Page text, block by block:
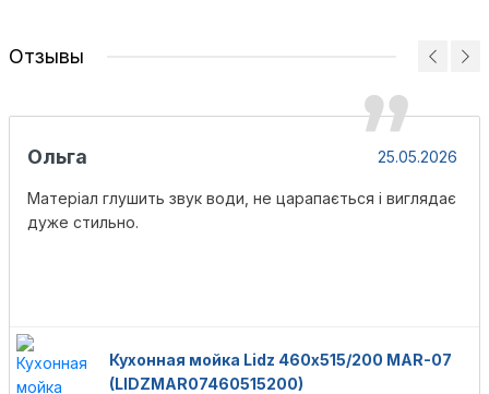
Отзывы
Ольга 25.05.2026
Матеріал глушить звук води, не царапається і виглядає
дуже стильно.
Кухонная мойка Lidz 460х515/200 MAR-07
(LIDZMAR07460515200)